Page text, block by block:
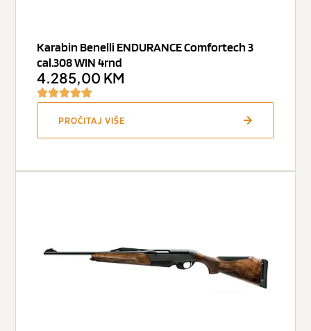
Karabin Benelli ENDURANCE Comfortech 3
cal.308 WIN 4rnd
4.285,00 KM
PROČITAJ VIŠE